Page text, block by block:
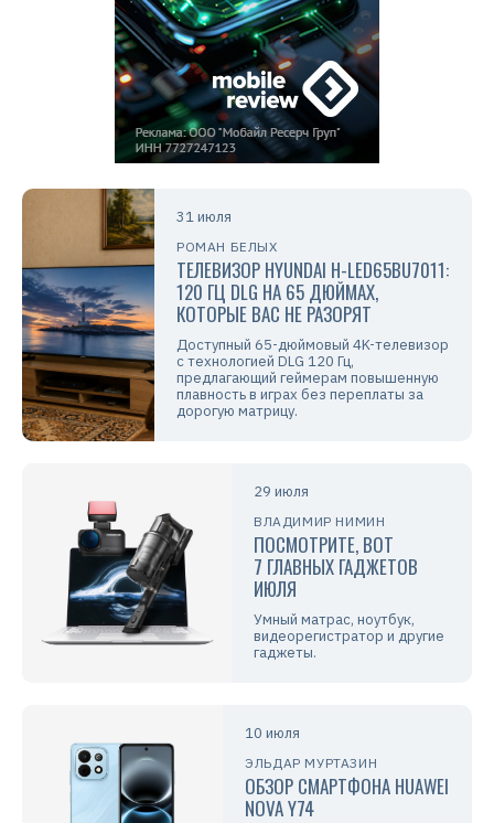
31 июля
РОМАН БЕЛЫХ
ТЕЛЕВИЗОР HYUNDAI H-LED65BU7011:
120 ГЦ DLG НА 65 ДЮЙМАХ,
КОТОРЫЕ ВАС НЕ РАЗОРЯТ
Доступный 65-дюймовый 4K-телевизор
с технологией DLG 120 Гц,
предлагающий геймерам повышенную
плавность в играх без переплаты за
дорогую матрицу.
29 июля
ВЛАДИМИР НИМИН
ПОСМОТРИТЕ, ВОТ
7 ГЛАВНЫХ ГАДЖЕТОВ
ИЮЛЯ
Умный матрас, ноутбук,
видеорегистратор и другие
гаджеты.
10 июля
ЭЛЬДАР МУРТАЗИН
ОБЗОР СМАРТФОНА HUAWEI
NOVA Y74